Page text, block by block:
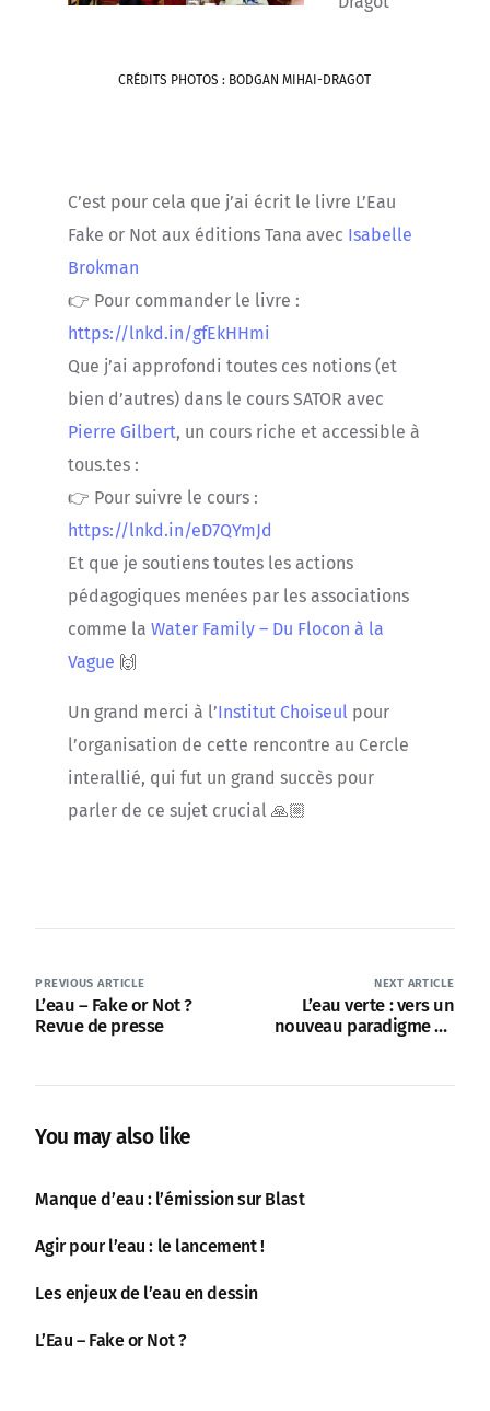
CRÉDITS PHOTOS : BODGAN MIHAI-DRAGOT
C’est pour cela que j’ai écrit le livre L’Eau
Fake or Not aux éditions Tana avec Isabelle
Brokman
👉 Pour commander le livre :
https://lnkd.in/gfEkHHmi
Que j’ai approfondi toutes ces notions (et
bien d’autres) dans le cours SATOR avec
Pierre Gilbert, un cours riche et accessible à
tous.tes :
👉 Pour suivre le cours :
https://lnkd.in/eD7QYmJd
Et que je soutiens toutes les actions
pédagogiques menées par les associations
comme la Water Family – Du Flocon à la
Vague 🙌
Un grand merci à l’Institut Choiseulpour
l’organisation de cette rencontre au Cercle
interallié, qui fut un grand succès pour
parler de ce sujet crucial 🙏🏼
PREVIOUS ARTICLE
L’eau – Fake or Not ?
Revue de presse
NEXT ARTICLE
L’eau verte : vers un
nouveau paradigme de
You may also like
Manque d’eau : l’émission sur Blast
Agir pour l’eau : le lancement !
Les enjeux de l’eau en dessin
L’Eau – Fake or Not ?